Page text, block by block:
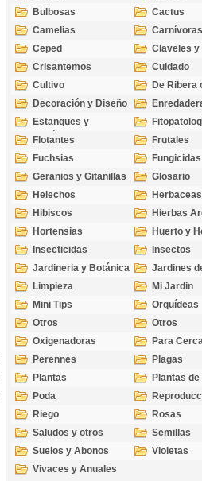
Bulbosas
Cactus
Camelias
Carnívoras
Ceped
Claveles y
Crisantemos
Cuidado
Cultivo
De Ribera
Palustres
Decoración y Diseño
Estanques y
Acuáticas
Flotantes
Frutales
Fuchsias
Fungicidas
Geranios y Gitanillas
Glosario
Helechos
Herbaceas
Hibiscos
Hierbas
Hortensias
Huerto y
Insecticidas
Insectos
Jardineria y Botánica
Jardines
Limpieza
Mi Jardin
Mini Tips
Orquídeas
Otros
Otros
Oxigenadoras
Para
Estanque
Perennes
Plagas
Plantas
Plantas
Poda
Riego
Rosas
Saludos y otros
temas
Semillas
Suelos y Abonos
Violetas
Vivaces y Anuales